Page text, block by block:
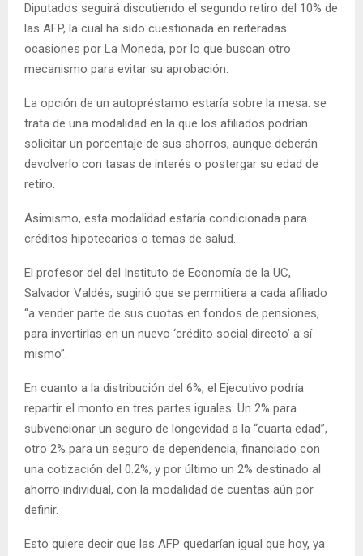
Diputados seguirá discutiendo el segundo retiro del 10% de
las AFP, la cual ha sido cuestionada en reiteradas
ocasiones por La Moneda, por lo que buscan otro
mecanismo para evitar su aprobación.
La opción de un autopréstamo estaría sobre la mesa: se
trata de una modalidad en la que los afiliados podrían
solicitar un porcentaje de sus ahorros, aunque deberán
devolverlo con tasas de interés o postergar su edad de
retiro.
Asimismo, esta modalidad estaría condicionada para
créditos hipotecarios o temas de salud.
El profesor del del Instituto de Economía de la UC,
Salvador Valdés, sugirió que se permitiera a cada afiliado
“a vender parte de sus cuotas en fondos de pensiones,
para invertirlas en un nuevo ‘crédito social directo’ a sí
mismo”.
En cuanto a la distribución del 6%, el Ejecutivo podría
repartir el monto en tres partes iguales: Un 2% para
subvencionar un seguro de longevidad a la “cuarta edad”,
otro 2% para un seguro de dependencia, financiado con
una cotización del 0.2%, y por último un 2% destinado al
ahorro individual, con la modalidad de cuentas aún por
definir.
Esto quiere decir que las AFP quedarían igual que hoy, ya